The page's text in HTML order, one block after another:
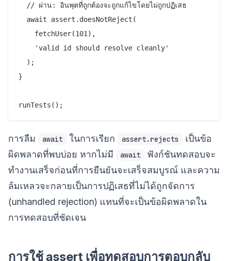
  // ผ่าน: อินพุตที่ถูกต้องจะถูกแก้ไขโดยไม่ถูกปฏิเสธ
  await assert.doesNotReject(
    fetchUser(101),
    'valid id should resolve cleanly'
  );
}
การลืม await ในการเรียก assert.rejects
เป็นข้อ
ผิดพลาดที่พบบ่อย หากไม่มี
await
ฟังก์ชันทดสอบจะ
ทำงานเสร็จก่อนที่การยืนยันจะเสร็จสมบูรณ์ และความ
ล้มเหลวจะกลายเป็นการปฏิเสธที่ไม่ได้ถูกจัดการ
(unhandled rejection) แทนที่จะเป็นข้อผิดพลาดใน
การทดสอบที่ชัดเจน
การใช้ assert เพื่อทดสอบการตอบกลับ